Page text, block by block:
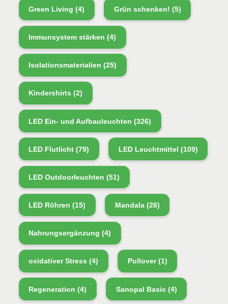
Green Living (4) Grün schenken! (5)
Immunsystem stärken (4)
Isolationsmaterialien (25)
Kindershirts (2)
LED Ein- und Aufbauleuchten (326)
LED Flutlicht (79) LED Leuchtmittel (109)
LED Outdoorleuchten (51)
LED Röhren (15) Mandala(26)
Nahrungsergänzung (4)
oxidativer Stress (4) Pullover(1)
Regeneration (4) Sanopal Basic(4)